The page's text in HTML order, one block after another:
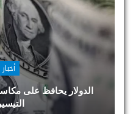
الدولار يحافظ على